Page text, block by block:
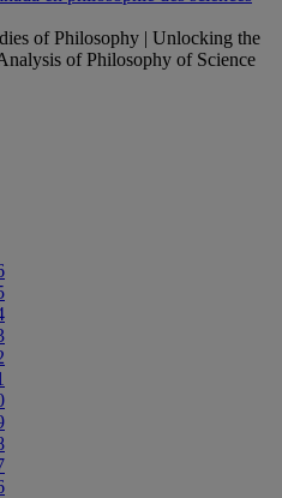
of Philosophy | Unlocking the
of Philosophy of Science